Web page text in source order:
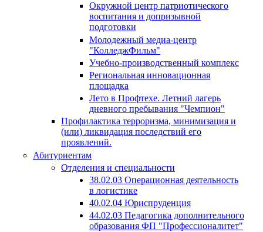
Окружной центр патриотического
воспитания и допризывной
подготовки
Молодежный медиа-центр
"КолледжФильм"
Учебно-производственный комплекс
Региональная инновационная
площадка
Лето в Профтехе. Летний лагерь
дневного пребывания "Чемпион"
Профилактика терроризма, минимизация и
(или) ликвидация последствий его
проявлений.
Абитуриентам
Отделения и специальности
38.02.03 Операционная деятельность
в логистике
40.02.04 Юриспруденция
44.02.03 Педагогика дополнительного
образования ФП "Профессионалитет"